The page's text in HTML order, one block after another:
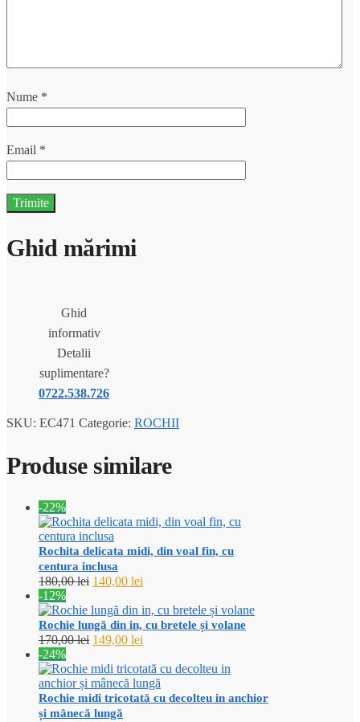
Nume *
Email *
Ghid mărimi
Ghid
informativ
Detalii
suplimentare?
0722.538.726
SKU: EC471 Categorie: ROCHII
Produse similare
-22%
Rochita delicata midi, din voal fin, cu
centura inclusa
180,00lei Prețul
a
fost:
180,00 lei.
140,00 lei
este:
140,00 lei.
-12%
Rochie lungă din in, cu bretele și volane
170,00lei Prețul
a
fost:
170,00 lei.
149,00 lei
este:
149,00 lei.
-24%
Rochie midi tricotată cu decolteu in anchior
și mânecă lungă